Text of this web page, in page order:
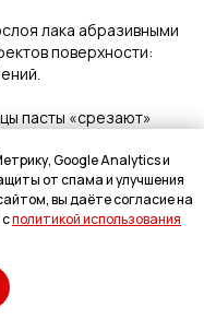
лака абразивными
поверхности:
пасты «срезают»
улучшение:
без искажений
по числу циклов —
40–60 мкм на
и рано или
Google Analytics и
от спама и улучшения
вы даёте согласие на
политикой использования